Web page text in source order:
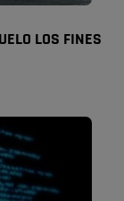
LOS FINES